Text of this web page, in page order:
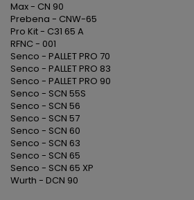
Max - CN 90
Prebena - CNW-65
Pro Kit - C31 65 A
RFNC - 001
Senco - PALLET PRO 70
Senco - PALLET PRO 83
Senco - PALLET PRO 90
Senco - SCN 55S
Senco - SCN 56
Senco - SCN 57
Senco - SCN 60
Senco - SCN 63
Senco - SCN 65
Senco - SCN 65 XP
Wurth - DCN 90